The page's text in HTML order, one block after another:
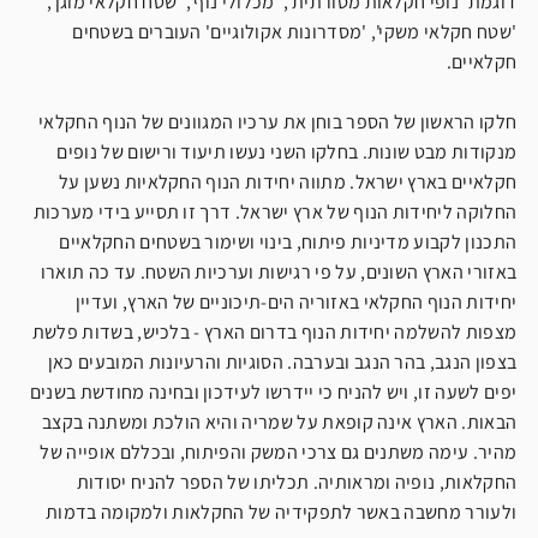
'שטח חקלאי משקי', 'מסדרונות אקולוגיים' העוברים בשטחים
חקלאיים.
חלקו הראשון של הספר בוחן את ערכיו המגוונים של הנוף החקלאי
מנקודות מבט שונות. בחלקו השני נעשו תיעוד ורישום של נופים
חקלאיים בארץ ישראל. מתווה יחידות הנוף החקלאיות נשען על
החלוקה ליחידות הנוף של ארץ ישראל. דרך זו תסייע בידי מערכות
התכנון לקבוע מדיניות פיתוח, בינוי ושימור בשטחים החקלאיים
באזורי הארץ השונים, על פי רגישות וערכיות השטח. עד כה תוארו
יחידות הנוף החקלאי באזוריה הים-תיכוניים של הארץ, ועדיין
מצפות להשלמה יחידות הנוף בדרום הארץ - בלכיש, בשדות פלשת
בצפון הנגב, בהר הנגב ובערבה. הסוגיות והרעיונות המובעים כאן
יפים לשעה זו, ויש להניח כי יידרשו לעידכון ובחינה מחודשת בשנים
הבאות. הארץ אינה קופאת על שמריה והיא הולכת ומשתנה בקצב
מהיר. עימה משתנים גם צרכי המשק והפיתוח, ובכללם אופייה של
החקלאות, נופיה ומראותיה. תכליתו של הספר להניח יסודות
ולעורר מחשבה באשר לתפקידיה של החקלאות ולמקומה בדמות